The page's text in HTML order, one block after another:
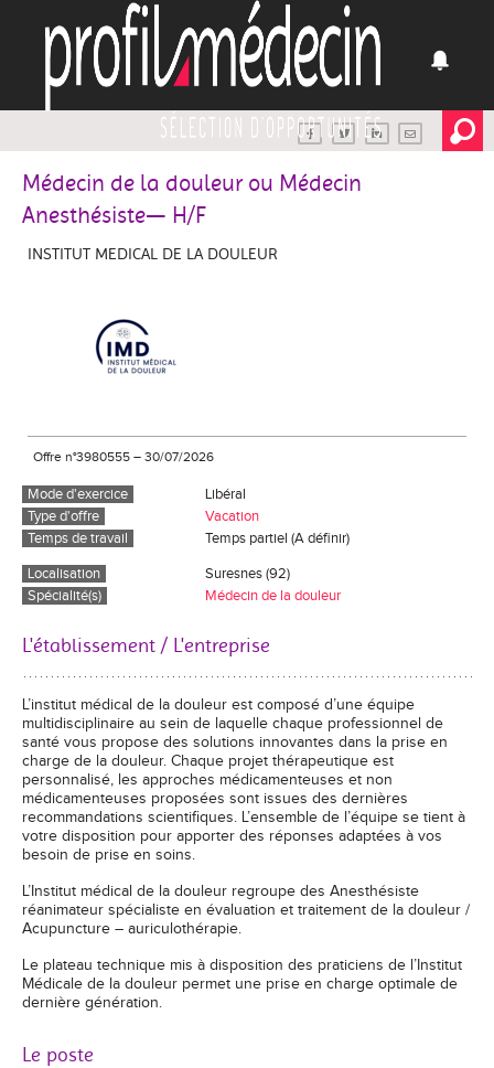
Médecin de la douleur ou Médecin
Anesthésiste— H/F
INSTITUT MEDICAL DE LA DOULEUR
Offre n°3980555 – 30/07/2026
Mode d'exercice
Libéral
Type d'offre
Vacation
Temps de travail
Temps partiel (A définir)
Localisation
Suresnes (92)
Spécialité(s)
Médecin de la douleur
L'établissement / L'entreprise
L’institut médical de la douleur est composé d’une équipe
multidisciplinaire au sein de laquelle chaque professionnel de
santé vous propose des solutions innovantes dans la prise en
charge de la douleur. Chaque projet thérapeutique est
personnalisé, les approches médicamenteuses et non
médicamenteuses proposées sont issues des dernières
recommandations scientifiques. L’ensemble de l’équipe se tient à
votre disposition pour apporter des réponses adaptées à vos
besoin de prise en soins.
L’Institut médical de la douleur regroupe des Anesthésiste
réanimateur spécialiste en évaluation et traitement de la douleur /
Acupuncture – auriculothérapie.
Le plateau technique mis à disposition des praticiens de l’Institut
Médicale de la douleur permet une prise en charge optimale de
dernière génération.
Le poste